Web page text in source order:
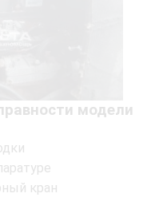
модели
кран